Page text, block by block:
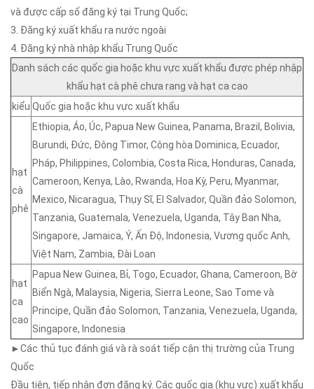
và được cấp số đăng ký tại Trung Quốc;
3. Đăng ký xuất khẩu ra nước ngoài
4. Đăng ký nhà nhập khẩu Trung Quốc
Danh sách các quốc gia hoặc khu vực xuất khẩu được phép nhập
khẩu hạt cà phê chưa rang và hạt ca cao
kiểu Quốc gia hoặc khu vực xuất khẩu
hạt
cà
phê
Ethiopia, Áo, Úc, Papua New Guinea, Panama, Brazil, Bolivia,
Burundi, Đức, Đông Timor, Cộng hòa Dominica, Ecuador,
Pháp, Philippines, Colombia, Costa Rica, Honduras, Canada,
Cameroon, Kenya, Lào, Rwanda, Hoa Kỳ, Peru, Myanmar,
Mexico, Nicaragua, Thụy Sĩ, El Salvador, Quần đảo Solomon,
Tanzania, Guatemala, Venezuela, Uganda, Tây Ban Nha,
Singapore, Jamaica, Ý, Ấn Độ, Indonesia, Vương quốc Anh,
Việt Nam, Zambia, Đài Loan
hạt
ca
cao
Papua New Guinea, Bỉ, Togo, Ecuador, Ghana, Cameroon, Bờ
Biển Ngà, Malaysia, Nigeria, Sierra Leone, Sao Tome và
Principe, Quần đảo Solomon, Tanzania, Venezuela, Uganda,
Singapore, Indonesia
►Các thủ tục đánh giá và rà soát tiếp cận thị trường của Trung
Quốc
Đầu tiên, tiếp nhận đơn đăng ký. Các quốc gia (khu vực) xuất khẩu